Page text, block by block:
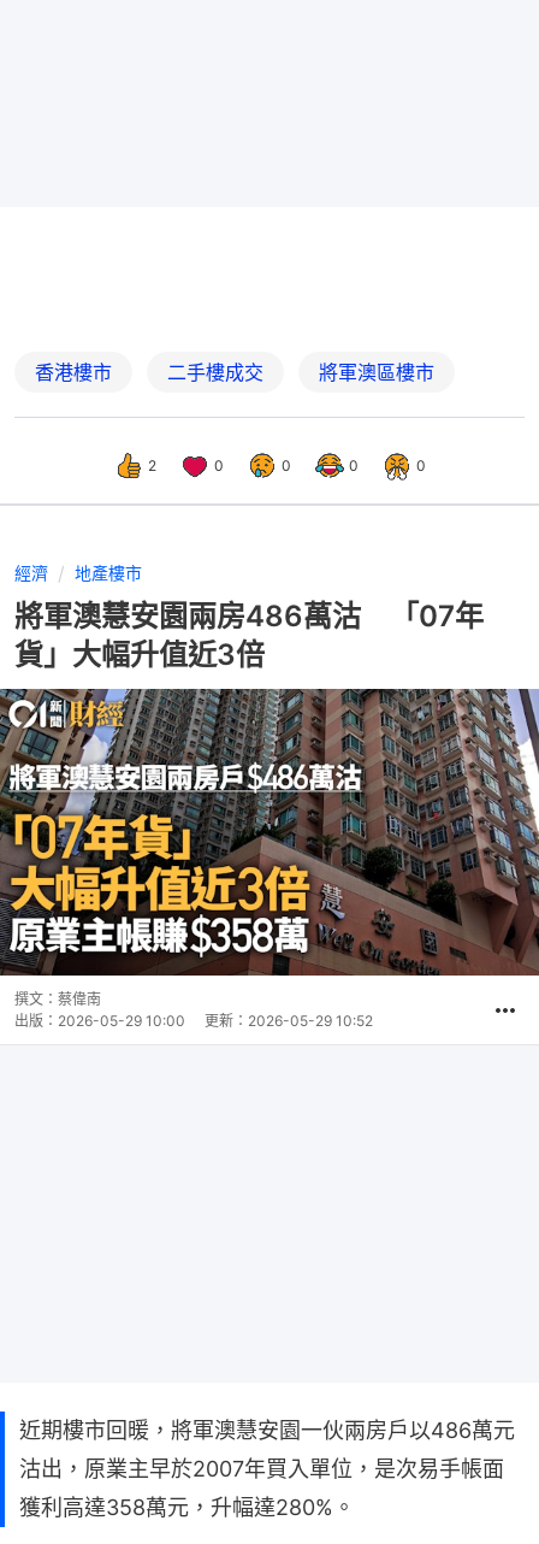
香港樓市 二手樓成交 將軍澳區樓市
2 0 0 0 0
經濟 地產樓市
將軍澳慧安園兩房486萬沽 「07年
貨」大幅升值近3倍
撰文： 蔡偉南
出版： 2026-05-29 10:00 更新： 2026-05-29 10:52
近期樓市回暖，將軍澳慧安園一伙兩房戶以486萬元
沽出，原業主早於2007年買入單位，是次易手帳面
獲利高達358萬元，升幅達280%。